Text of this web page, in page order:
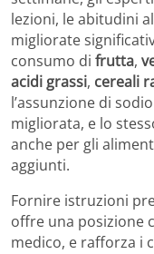
lezioni, le abitudini
migliorate
consumo di frutta,
acidi grassi, cereali
l’assunzione di
migliorata, e lo
anche per gli
aggiunti.
Fornire istruzioni
offre una posizione
medico, e rafforza i